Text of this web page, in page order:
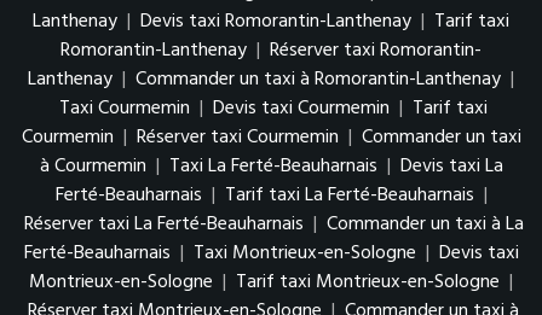
Lanthenay | Devis taxi Romorantin-Lanthenay | Tarif taxi
Romorantin-Lanthenay | Réserver taxi Romorantin-
Lanthenay | Commander un taxi à Romorantin-Lanthenay |
Taxi Courmemin | Devis taxi Courmemin | Tarif taxi
Courmemin | Réserver taxi Courmemin | Commander un taxi
à Courmemin | Taxi La Ferté-Beauharnais | Devis taxi La
Ferté-Beauharnais | Tarif taxi La Ferté-Beauharnais |
Réserver taxi La Ferté-Beauharnais | Commander un taxi à La
Ferté-Beauharnais | Taxi Montrieux-en-Sologne | Devis taxi
Montrieux-en-Sologne | Tarif taxi Montrieux-en-Sologne |